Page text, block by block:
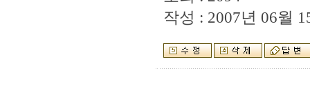
작성 : 2007년 06월